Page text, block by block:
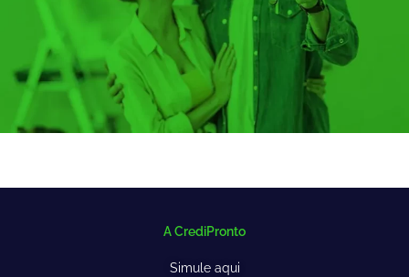
A CrediPronto
Simule aqui